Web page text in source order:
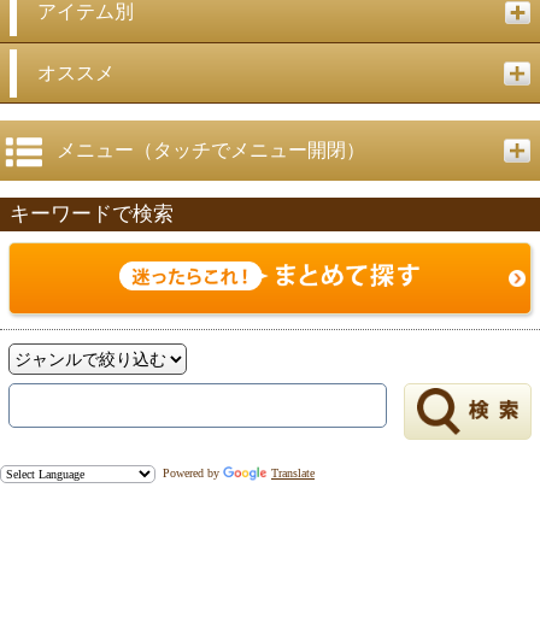
アイテム別
オススメ
メニュー（タッチでメニュー開閉）
キーワードで検索
Powered by Translate